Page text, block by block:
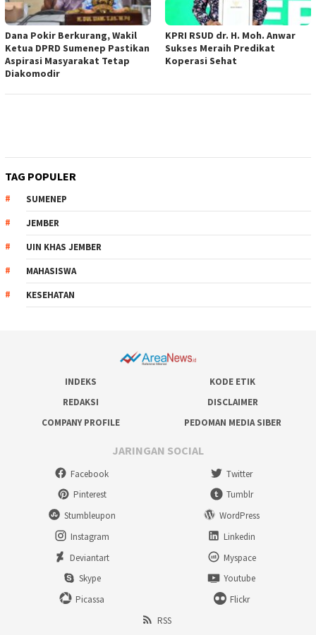
Dana Pokir Berkurang, Wakil
Ketua DPRD Sumenep Pastikan
Aspirasi Masyarakat Tetap
Diakomodir
KPRI RSUD dr. H. Moh. Anwar
Sukses Meraih Predikat
Koperasi Sehat
TAG POPULER
SUMENEP
JEMBER
UIN KHAS JEMBER
MAHASISWA
KESEHATAN
INDEKS
KODE ETIK
REDAKSI
DISCLAIMER
COMPANY PROFILE
PEDOMAN MEDIA SIBER
JARINGAN SOCIAL
Facebook
Twitter
Pinterest
Tumblr
Stumbleupon
WordPress
Instagram
Linkedin
Deviantart
Myspace
Skype
Youtube
Picassa
Flickr
RSS